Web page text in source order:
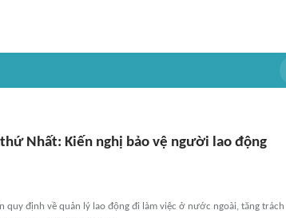
Nhất: Kiến nghị bảo vệ người lao động
quy định về quản lý lao động đi làm việc ở nước ngoài, tăng trách